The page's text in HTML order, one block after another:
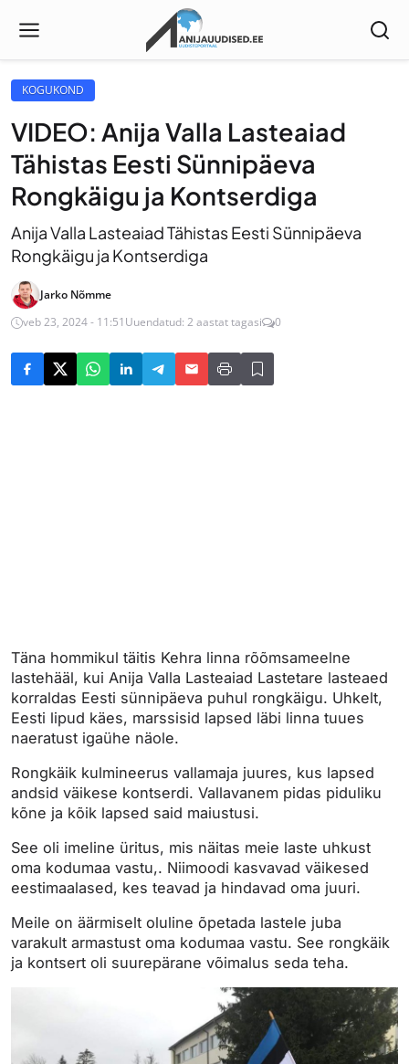
KOGUKOND
VIDEO: Anija Valla Lasteaiad
Tähistas Eesti Sünnipäeva
Rongkäigu ja Kontserdiga
Anija Valla Lasteaiad Tähistas Eesti Sünnipäeva
Rongkäigu ja Kontserdiga
Jarko Nõmme
veb 23, 2024 - 11:51 Uuendatud: 2 aastat tagasi 0
Täna hommikul täitis Kehra linna rõõmsameelne
lastehääl, kui Anija Valla Lasteaiad Lastetare lasteaed
korraldas Eesti sünnipäeva puhul rongkäigu. Uhkelt,
Eesti lipud käes, marssisid lapsed läbi linna tuues
naeratust igaühe näole.
Rongkäik kulmineerus vallamaja juures, kus lapsed
andsid väikese kontserdi. Vallavanem pidas piduliku
kõne ja kõik lapsed said maiustusi.
See oli imeline üritus, mis näitas meie laste uhkust
oma kodumaa vastu,. Niimoodi kasvavad väikesed
eestimaalased, kes teavad ja hindavad oma juuri.
Meile on äärmiselt oluline õpetada lastele juba
varakult armastust oma kodumaa vastu. See rongkäik
ja kontsert oli suurepärane võimalus seda teha.